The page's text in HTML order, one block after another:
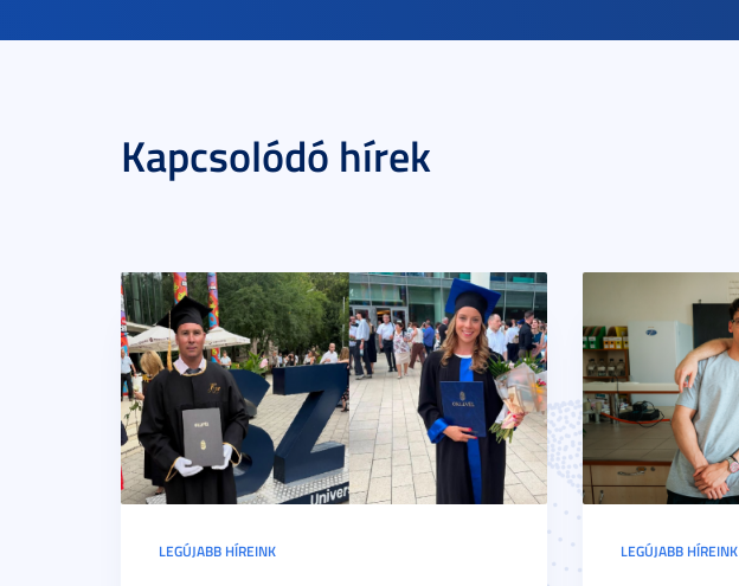
Kapcsolódó hírek
LEGÚJABB HÍREINK LEGÚJABB HÍREINK